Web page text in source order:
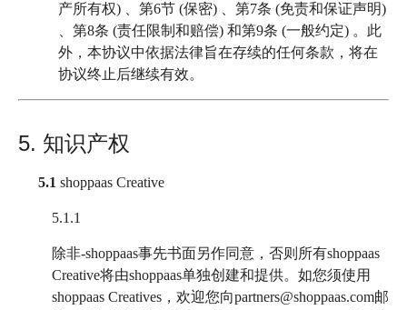
产所有权) 、第6节 (保密) 、第7条 (免责和保证声明)
、第8条 (责任限制和赔偿) 和第9条 (一般约定) 。此
外，本协议中依据法律旨在存续的任何条款，将在
协议终止后继续有效。
5. 知识产权
5.1 shoppaas Creative
5.1.1
除非-shoppaas事先书面另作同意，否则所有shoppaas
Creative将由shoppaas单独创建和提供。如您须使用
shoppaas Creatives，欢迎您向partners@shoppaas.com邮